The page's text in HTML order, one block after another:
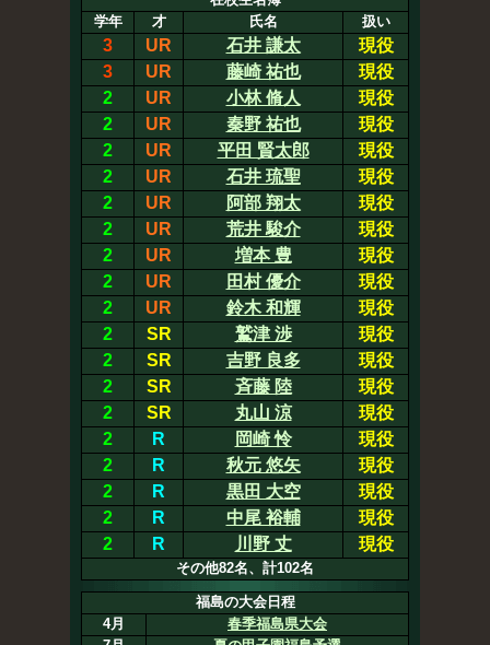
学年
才 氏名 扱い
3 UR 石井 謙太
現役
3
UR 藤崎 祐也
現役
2
UR 小林 脩人
現役
2
UR 秦野 祐也
現役
2
UR 平田 賢太郎
現役
2
UR 石井 琉聖
現役
2
UR 阿部 翔太
現役
2
UR 荒井 駿介
現役
2
UR 増本 豊
現役
2
UR 田村 優介
現役
2
UR 鈴木 和輝
現役
2
SR 鷲津 渉
現役
2
SR 吉野 良多
現役
2
SR 斉藤 陸
現役
2
SR 丸山 涼
現役
2
R 岡崎 怜
現役
2
R 秋元 悠矢
現役
2
R 黒田 大空
現役
2
R 中尾 裕輔
現役
2
R 川野 丈 現役
その他82名、計102名
福島の大会日程
4月
春季福島県大会